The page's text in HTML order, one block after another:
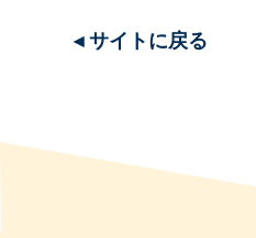
◂ サイトに戻る